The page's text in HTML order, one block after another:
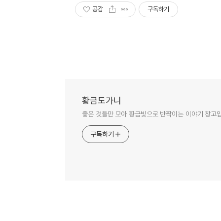
공감 구독하기
황금도가니
좋은 것들만 모아 황금빛으로 반짝이는 이야기 창고
구독하기